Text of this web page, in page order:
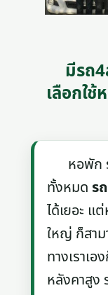
มีรถ
เลือกใ
หอพัก ร้
ทั้งหมดร
ได้เยอะ แ
ใหญ่ ก็สาม
ทางเราเ
หลังคาสูง